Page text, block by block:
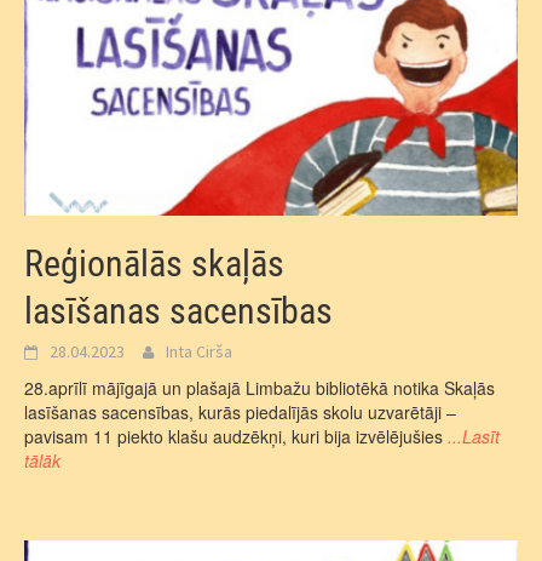
Reģionālās skaļās
lasīšanas sacensības
28.04.2023 Inta Cirša
28.aprīlī mājīgajā un plašajā Limbažu bibliotēkā notika Skaļās
lasīšanas sacensības, kurās piedalījās skolu uzvarētāji –
pavisam 11 piekto klašu audzēkņi, kuri bija izvēlējušies ...Lasīt
tālāk